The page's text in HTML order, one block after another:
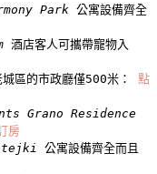
Park 公寓設備齊全
酒店客人可攜帶寵物入
城區的市政廳僅500米： 點
Grano Residence
房
公寓設備齊全而且